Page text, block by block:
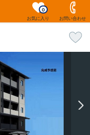
お気に入り
0
お問い合わせ